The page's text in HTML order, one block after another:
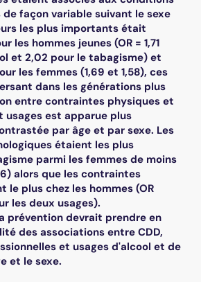
façon variable suivant le sexe
les plus importants était
les hommes jeunes (OR = 1,71
et 2,02 pour le tabagisme) et
les femmes (1,69 et 1,58), ces
dans les générations plus
entre contraintes physiques et
usages est apparue plus
par âge et par sexe. Les
étaient les plus
parmi les femmes de moins
alors que les contraintes
le plus chez les hommes (OR
les deux usages).
prévention devrait prendre en
des associations entre CDD,
et usages d'alcool et de
et le sexe.